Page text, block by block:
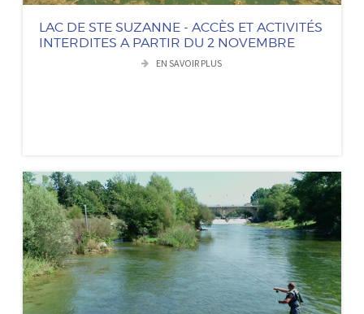
LAC DE STE SUZANNE - ACCÈS ET ACTIVITÉS
INTERDITES A PARTIR DU 2 NOVEMBRE
EN SAVOIR PLUS